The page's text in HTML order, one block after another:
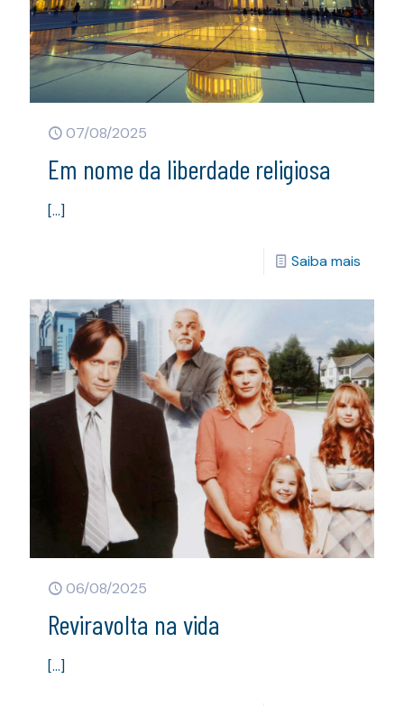
07/08/2025
Em nome da liberdade religiosa
[…]
Saiba mais
06/08/2025
Reviravolta na vida
[…]